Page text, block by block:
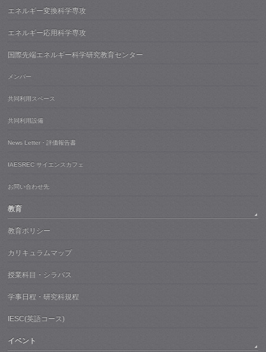
エネルギー変換科学専攻
エネルギー応用科学専攻
国際先端エネルギー科学研究教育センター
メンバー
共同利用スペース
共同利用設備
News Letter・評価報告書
IAESREC サイエンスカフェ
お問い合わせ先
教育
教育ポリシー
カリキュラムマップ
授業科目・シラバス
学事日程・研究科規程
IESC(英語コース)
イベント